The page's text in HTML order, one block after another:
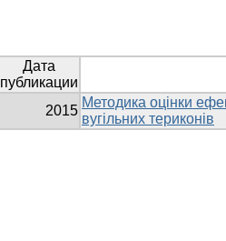
Дата
публикации
2015
Методика оцінки
вугільних териконів